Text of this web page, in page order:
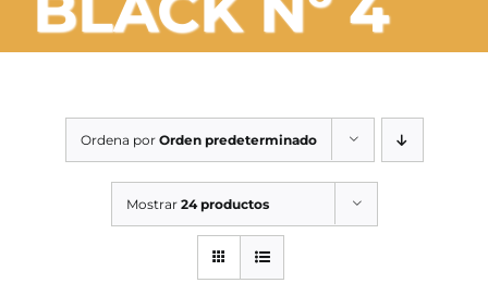
OCASIÓN
SERVICIOS TALLER
Ordena por Orden predeterminado
Mostrar 24 productos